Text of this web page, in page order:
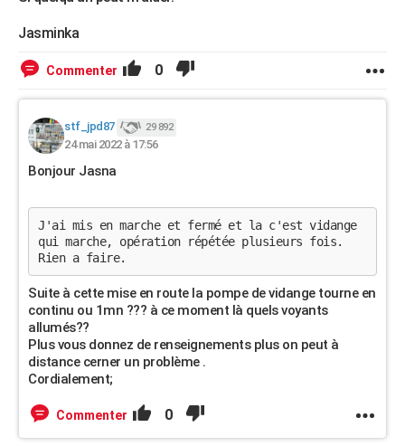
Jasminka
Commenter 0
stf_jpd87 29 892
24 mai 2022 à 17:56
Bonjour Jasna
J'ai mis en marche et fermé et la c'est vidange
qui marche, opération répétée plusieurs fois.
Rien a faire.
Suite à cette mise en route la pompe de vidange tourne en
continu ou 1mn ??? à ce moment là quels voyants
allumés??
Plus vous donnez de renseignements plus on peut à
distance cerner un problème .
Cordialement;
Commenter 0